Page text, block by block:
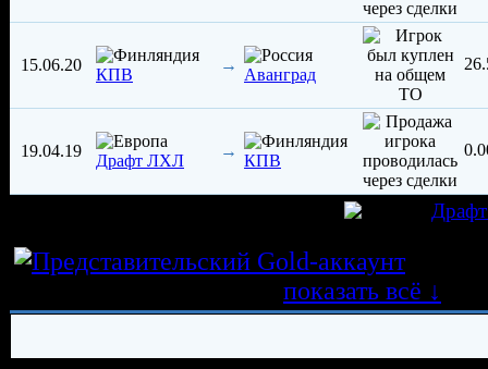
15.06.20
КПВ
→
Аванград
19.04.19
Драфт ЛХЛ
→
КПВ
показать всё ↓